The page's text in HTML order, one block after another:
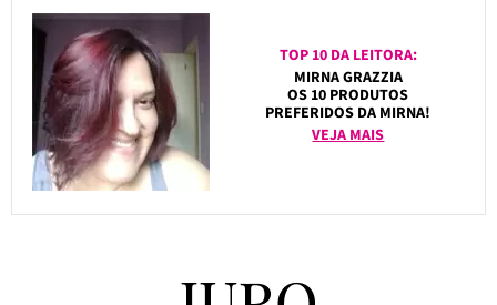
TOP 10 DA LEITORA:
MIRNA GRAZZIA
OS 10 PRODUTOS
PREFERIDOS DA MIRNA!
VEJA MAIS